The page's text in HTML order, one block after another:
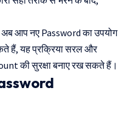
अब आप नए Password का उपयोग
हैं, यह प्रक्रिया सरल और
की सुरक्षा बनाए रख सकते हैं।